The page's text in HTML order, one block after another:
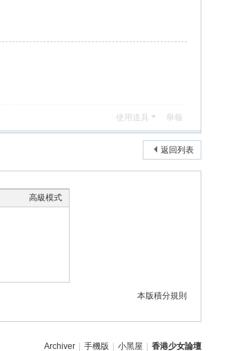
使用道具 舉報
返回列表
高級模式
本版積分規則
Archiver 手機版 小黑屋 香港少女論壇